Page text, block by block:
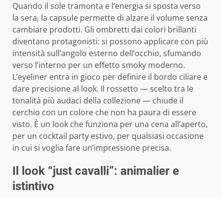
Quando il sole tramonta e l’energia si sposta verso
la sera, la capsule permette di alzare il volume senza
cambiare prodotti. Gli ombretti dai colori brillanti
diventano protagonisti: si possono applicare con più
intensità sull’angolo esterno dell’occhio, sfumando
verso l’interno per un effetto smoky moderno.
L’eyeliner entra in gioco per definire il bordo ciliare e
dare precisione al look. Il rossetto — scelto tra le
tonalità più audaci della collezione — chiude il
cerchio con un colore che non ha paura di essere
visto. È un look che funziona per una cena all’aperto,
per un cocktail party estivo, per qualsiasi occasione
in cui si voglia fare un’impressione precisa.
Il look “just cavalli”: animalier e
istintivo